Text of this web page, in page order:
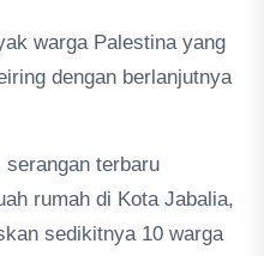
warga Palestina yang
dengan berlanjutnya
serangan terbaru
rumah di Kota Jabalia,
sedikitnya 10 warga